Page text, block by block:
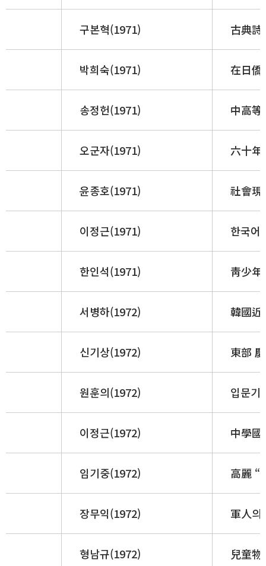
구본혁(1971) 古典詩
박희숙(1971) 在日僑
송정헌(1971) 中高
오군자(1971) 六十年
윤종호(1971) 社會現
이정근(1971) 한국어
한인석(1971) 靑少年
서병하(1972) 韓國近
신기상(1972) 東部
원훈의(1972) 입문기
이정근(1972) 中學國
임기중(1972) 高麗 “
장무익(1972) 軍人의
형남규(1972) 兒童